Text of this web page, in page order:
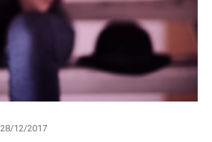
Posted
28/12/2017